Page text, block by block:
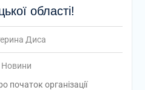
області!
Диса
Новини
початок організації